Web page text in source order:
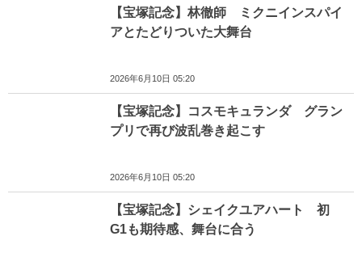
【宝塚記念】林徹師 ミクニインスパイ
アとたどりついた大舞台
2026年6月10日 05:20
【宝塚記念】コスモキュランダ グラン
プリで再び波乱巻き起こす
2026年6月10日 05:20
【宝塚記念】シェイクユアハート 初
G1も期待感、舞台に合う